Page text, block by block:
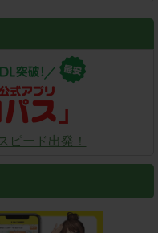
ピード出発！